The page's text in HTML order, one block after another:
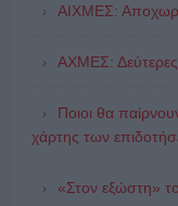
ΑΙΧΜΕΣ:
ΑΧΜΕΣ: Δεύτερες
Ποιοι θα
χάρτης των
«Στον εξώστη»